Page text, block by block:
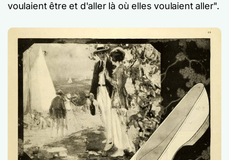
voulaient être et d'aller là où elles voulaient aller".